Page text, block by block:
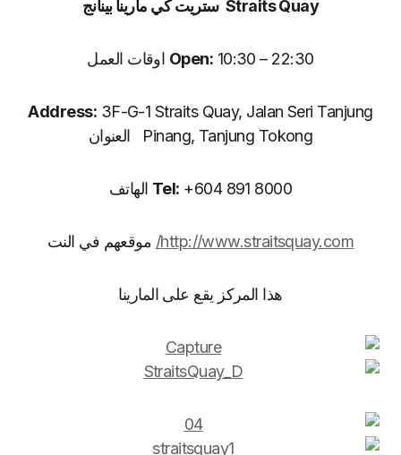
Straits Quay ستريت كي مارينا بينانج
Open: 10:30 – 22:30 اوقات العمل
Address: 3F-G-1 Straits Quay, Jalan Seri Tanjung
Pinang, Tanjung Tokong العنوان
Tel: +604 891 8000 الهاتف
http://www.straitsquay.com/ موقعهم في النت
هذا المركز يقع على المارينا